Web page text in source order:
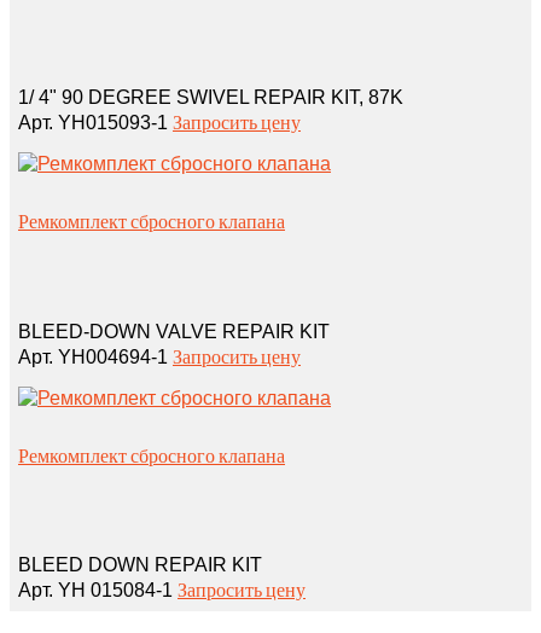
1/ 4" 90 DEGREE SWIVEL REPAIR KIT, 87K
Арт. YH015093-1 Запросить цену
Ремкомплект сбросного клапана
BLEED-DOWN VALVE REPAIR KIT
Арт. YH004694-1 Запросить цену
Ремкомплект сбросного клапана
BLEED DOWN REPAIR KIT
Арт. YH 015084-1 Запросить цену